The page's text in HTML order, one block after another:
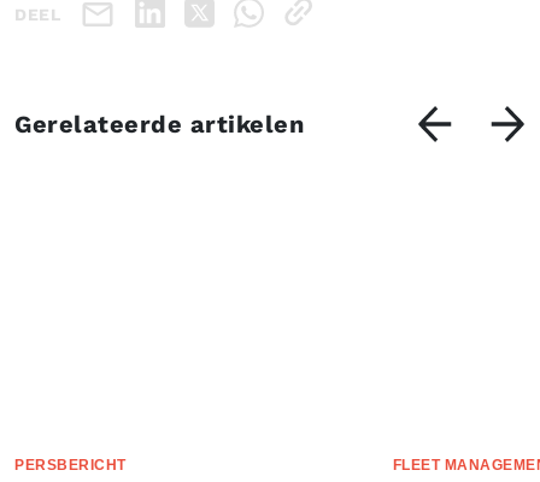
DEEL
Gerelateerde artikelen
PERSBERICHT FLEET